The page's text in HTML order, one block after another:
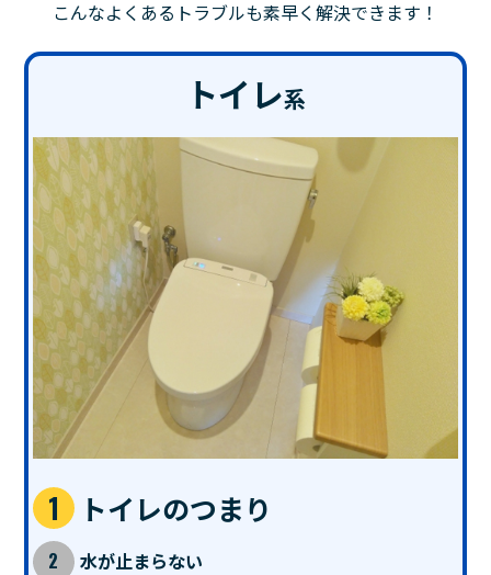
こんなよくあるトラブルも素早く解決できます！
トイレ系
トイレのつまり
水が止まらない